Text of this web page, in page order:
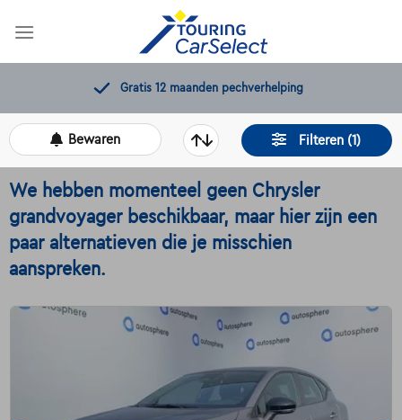
11.000+beschikbare wagens
Filteren (1)
Bewaren
We hebben momenteel geen Chrysler
grandvoyager beschikbaar, maar hier zijn een
paar alternatieven die je misschien
aanspreken.